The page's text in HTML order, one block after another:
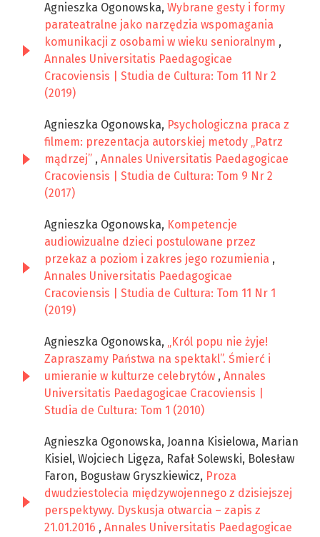
Agnieszka Ogonowska, Wybrane gesty i formy
parateatralne jako narzędzia wspomagania
komunikacji z osobami w wieku senioralnym ,
Annales Universitatis Paedagogicae
Cracoviensis | Studia de Cultura: Tom 11 Nr 2
(2019)
Agnieszka Ogonowska, Psychologiczna praca z
filmem: prezentacja autorskiej metody „Patrz
mądrzej” , Annales Universitatis Paedagogicae
Cracoviensis | Studia de Cultura: Tom 9 Nr 2
(2017)
Agnieszka Ogonowska, Kompetencje
audiowizualne dzieci postulowane przez
przekaz a poziom i zakres jego rozumienia ,
Annales Universitatis Paedagogicae
Cracoviensis | Studia de Cultura: Tom 11 Nr 1
(2019)
Agnieszka Ogonowska, „Król popu nie żyje!
Zapraszamy Państwa na spektakl”. Śmierć i
umieranie w kulturze celebrytów , Annales
Universitatis Paedagogicae Cracoviensis |
Studia de Cultura: Tom 1 (2010)
Agnieszka Ogonowska, Joanna Kisielowa, Marian
Kisiel, Wojciech Ligęza, Rafał Solewski, Bolesław
Faron, Bogusław Gryszkiewicz, Proza
dwudziestolecia międzywojennego z dzisiejszej
perspektywy. Dyskusja otwarcia – zapis z
21.01.2016 , Annales Universitatis Paedagogicae